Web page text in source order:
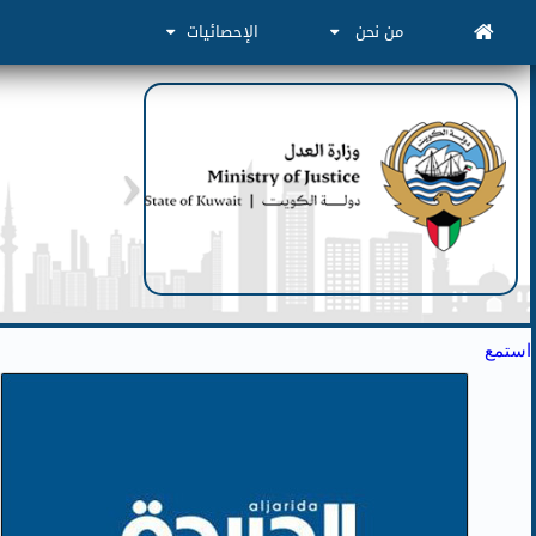
من نحن الإحصائيات
استمع